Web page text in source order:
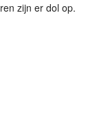
zijn er dol op.